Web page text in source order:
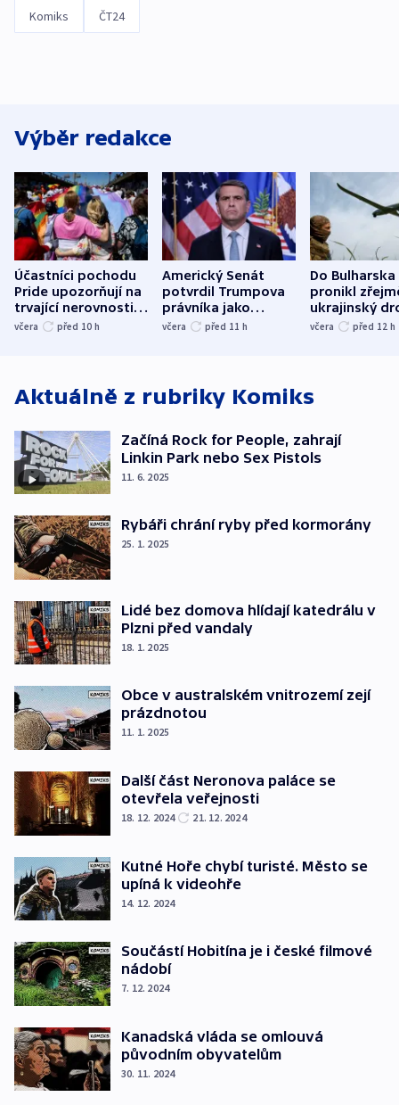
Komiks ČT24
Výběr redakce
Účastníci pochodu
Pride upozorňují na
trvající nerovnosti i
společenskou
včera před 10 h
Americký Senát
potvrdil Trumpova
právníka jako
ministra
včera před 11 h
Do Bulharska
pronikl
ukrajinský
explodoval
včera před 12 h
Aktuálně z rubriky Komiks
Začíná Rock for People, zahrají
Linkin Park nebo Sex Pistols
11. 6. 2025
Rybáři chrání ryby před kormorány
25. 1. 2025
Lidé bez domova hlídají katedrálu v
Plzni před vandaly
18. 1. 2025
Obce v australském vnitrozemí zejí
prázdnotou
11. 1. 2025
Další část Neronova paláce se
otevřela veřejnosti
18. 12. 2024 21. 12. 2024
Kutné Hoře chybí turisté. Město se
upíná k videohře
14. 12. 2024
Součástí Hobitína je i české filmové
nádobí
7. 12. 2024
Kanadská vláda se omlouvá
původním obyvatelům
30. 11. 2024